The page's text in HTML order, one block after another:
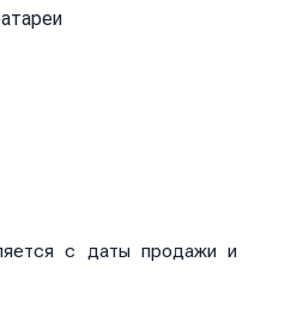
с даты продажи и